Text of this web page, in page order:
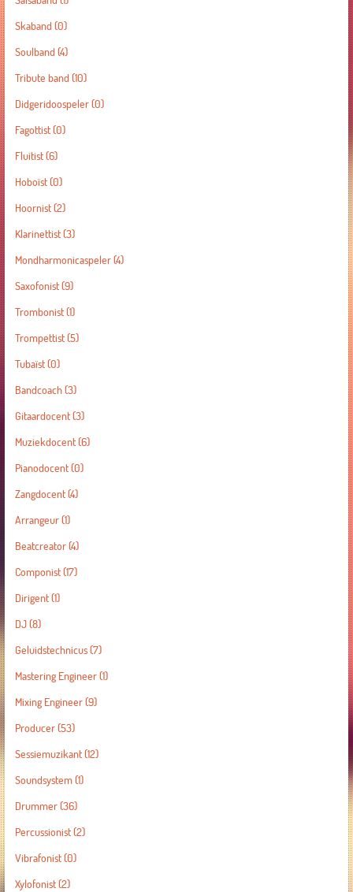
Skaband (0)
Soulband (4)
Tribute band (10)
Didgeridoospeler(0)
Fagottist(0)
Fluitist(6)
Hoboïst(0)
Hoornist(2)
Klarinettist(3)
Mondharmonicaspeler(4)
Saxofonist(9)
Trombonist(1)
Trompettist(5)
Tubaïst(0)
Bandcoach(3)
Gitaardocent(3)
Muziekdocent(6)
Pianodocent(0)
Zangdocent(4)
Arrangeur(1)
Beatcreator(4)
Componist(17)
Dirigent(1)
DJ(8)
Geluidstechnicus(7)
Mastering Engineer(1)
Mixing Engineer(9)
Producer(53)
Sessiemuzikant(12)
Soundsystem(1)
Drummer(36)
Percussionist(2)
Vibrafonist(0)
Xylofonist(2)